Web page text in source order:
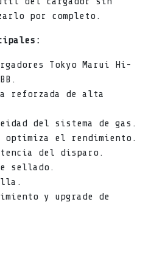
por completo.
Tokyo Marui Hi-
reforzada de alta
del sistema de gas.
optimiza el rendimiento.
del disparo.
sellado.
y upgrade de